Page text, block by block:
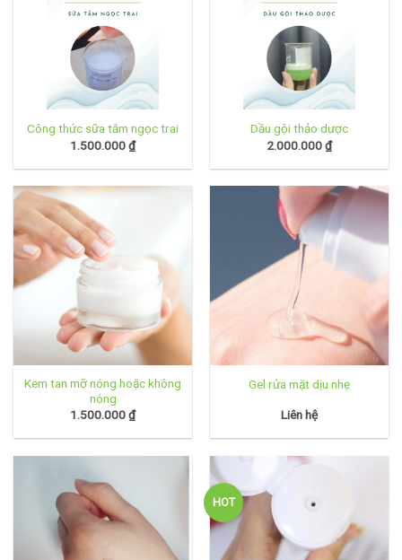
Công thức sữa tắm ngọc trai
1.500.000₫
Dầu gội thảo dược
2.000.000₫
Kem tan mỡ nóng hoặc không
nóng
1.500.000₫
Gel rửa mặt dịu nhẹ
Liên hệ
HOT